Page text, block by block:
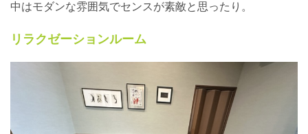
中はモダンな雰囲気でセンスが素敵と思ったり。
リラクゼーションルーム